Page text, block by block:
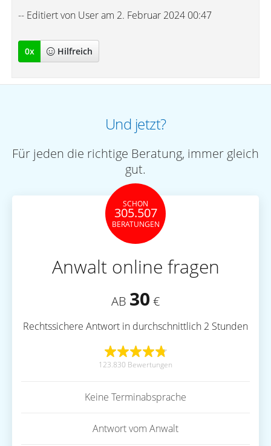
-- Editiert von User am 2. Februar 2024 00:47
0x Hilfreich
Und jetzt?
Für jeden die richtige Beratung, immer gleich
gut.
SCHON
305.507
BERATUNGEN
Anwalt online fragen
AB 30 €
Rechtssichere Antwort in durchschnittlich 2 Stunden
123.830 Bewertungen
Keine Terminabsprache
Antwort vom Anwalt